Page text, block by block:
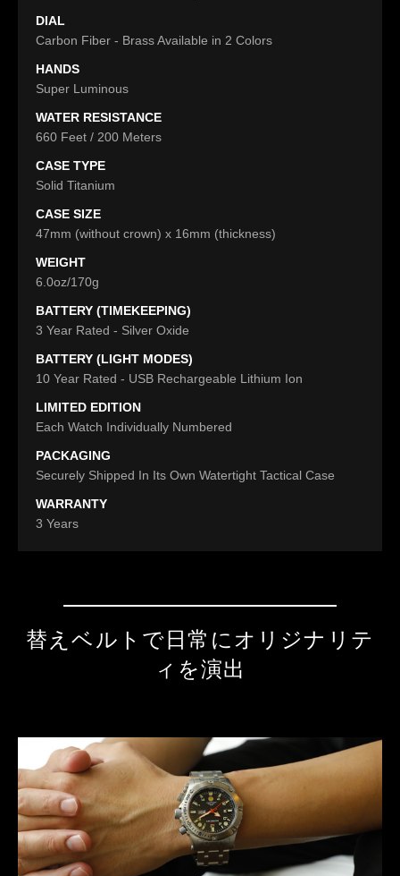
DIAL
Carbon Fiber - Brass Available in 2 Colors
HANDS
Super Luminous
WATER RESISTANCE
660 Feet / 200 Meters
CASE TYPE
Solid Titanium
CASE SIZE
47mm (without crown) x 16mm (thickness)
WEIGHT
6.0oz/170g
BATTERY (TIMEKEEPING)
3 Year Rated - Silver Oxide
BATTERY (LIGHT MODES)
10 Year Rated - USB Rechargeable Lithium Ion
LIMITED EDITION
Each Watch Individually Numbered
PACKAGING
Securely Shipped In Its Own Watertight Tactical Case
WARRANTY
3 Years
替えベルトで日常にオリジナリテ
ィを演出